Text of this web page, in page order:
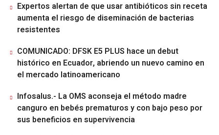
Expertos alertan de que usar antibióticos sin receta
aumenta el riesgo de diseminación de bacterias
resistentes
COMUNICADO: DFSK E5 PLUS hace un debut
histórico en Ecuador, abriendo un nuevo camino en
el mercado latinoamericano
Infosalus.- La OMS aconseja el método madre
canguro en bebés prematuros y con bajo peso por
sus beneficios en supervivencia